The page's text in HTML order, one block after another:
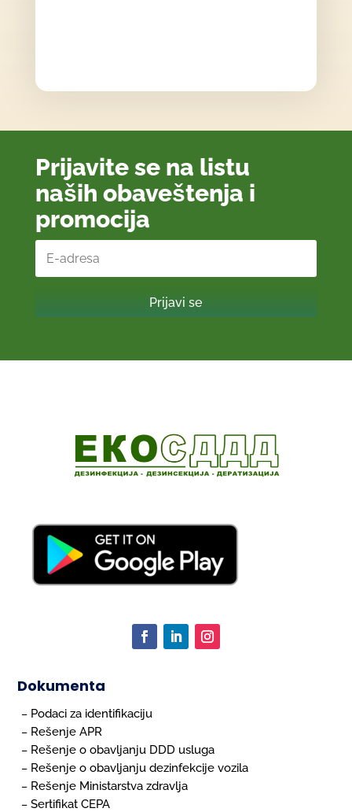
Prijavite se na listu
naših obaveštenja i
promocija
Prijavi se
Dokumenta
– Podaci za identifikaciju
– Rešenje APR
– Rešenje o obavljanju DDD usluga
– Rešenje o obavljanju dezinfekcije vozila
– Rešenje Ministarstva zdravlja
–Sertifikat CEPA